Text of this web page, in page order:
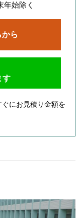
始除く
ら
す
にお見積り金額を